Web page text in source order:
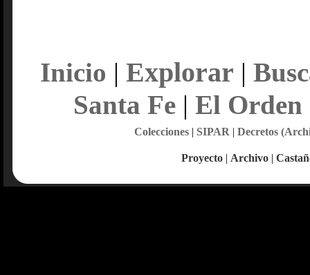
Inicio | Explorar |
Santa Fe| El Orden
Colecciones| SIPAR | Decretos
Proyecto | Archivo |